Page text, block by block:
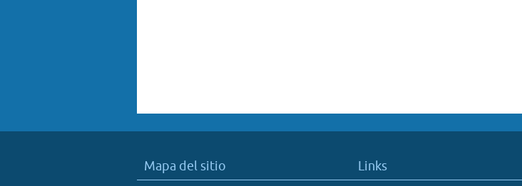
Mapa del sitio Links